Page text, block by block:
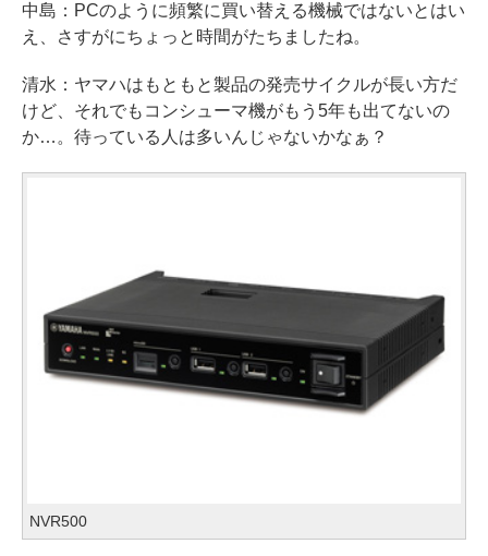
中島：PCのように頻繁に買い替える機械ではないとはい
え、さすがにちょっと時間がたちましたね。
清水：ヤマハはもともと製品の発売サイクルが長い方だ
けど、それでもコンシューマ機がもう5年も出てないの
か…。待っている人は多いんじゃないかなぁ？
NVR500